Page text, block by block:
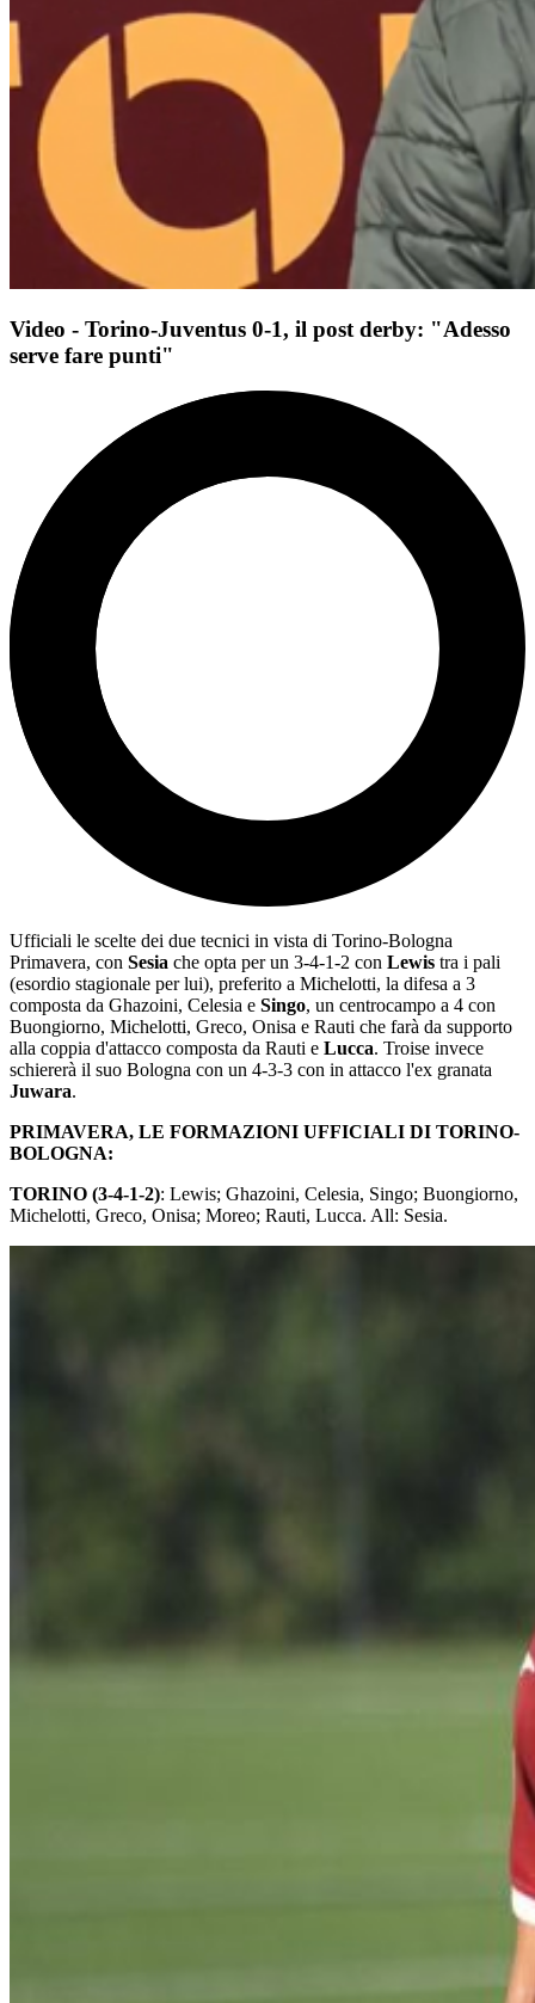
Video - Torino-Juventus 0-1, il post derby: "Adesso
serve fare punti"
Ufficiali le scelte dei due tecnici in vista di Torino-Bologna
Primavera, con Sesia che opta per un 3-4-1-2 con Lewis tra i pali
(esordio stagionale per lui), preferito a Michelotti, la difesa a 3
composta da Ghazoini, Celesia e Singo, un centrocampo a 4 con
Buongiorno, Michelotti, Greco, Onisa e Rauti che farà da supporto
alla coppia d'attacco composta da Rauti e Lucca. Troise invece
schiererà il suo Bologna con un 4-3-3 con in attacco l'ex granata
Juwara.
PRIMAVERA, LE FORMAZIONI UFFICIALI DI TORINO-
BOLOGNA:
TORINO (3-4-1-2): Lewis; Ghazoini, Celesia, Singo; Buongiorno,
Michelotti, Greco, Onisa; Moreo; Rauti, Lucca. All: Sesia.